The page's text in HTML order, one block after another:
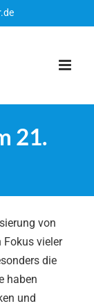
21.
von
Fokus vieler
die
haben
und